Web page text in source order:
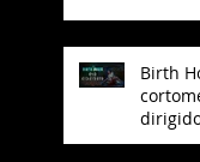
Birth